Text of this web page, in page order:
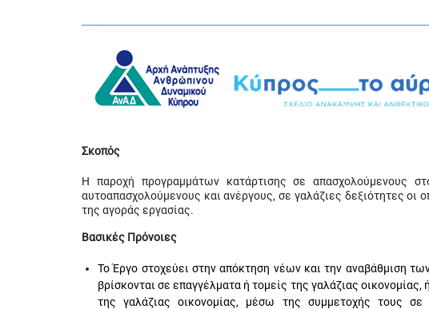
Σκοπός
Η παροχή προγραμμάτων κατάρτισης σε απασχολούμενους
αυτοαπασχολούμενους και ανέργους, σε γαλάζιες δεξιότητες
της αγοράς εργασίας.
Βασικές Πρόνοιες
Το Έργο στοχεύει στην απόκτηση νέων και την αναβάθμιση
βρίσκονται σε επαγγέλματα ή τομείς της γαλάζιας
της γαλάζιας οικονομίας, μέσω της συμμετοχής τους